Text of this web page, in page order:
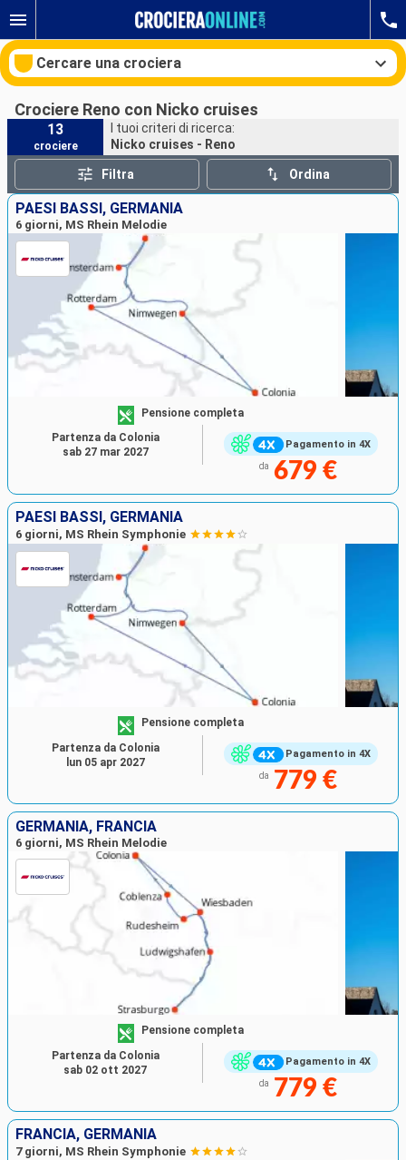
Cercare una crociera
Le nostre destinazioni
Mesi di partenza
Porti Compagnie
Ricerca
Crociere Reno con Nicko cruises
13
crociere
I tuoi criteri di ricerca:
Nicko cruises - Reno
Filtra Ordina
PAESI BASSI, GERMANIA
6 giorni, MS Rhein Melodie
Pagamento in 4X
Pensione completa
da 679 €
Partenza da Colonia
sab 27 mar 2027
PAESI BASSI, GERMANIA
6 giorni, MS Rhein Symphonie
Pagamento in 4X
Pensione completa
da 779 €
Partenza da Colonia
lun 05 apr 2027
GERMANIA, FRANCIA
6 giorni, MS Rhein Melodie
Pagamento in 4X
Pensione completa
da 779 €
Partenza da Colonia
sab 02 ott 2027
FRANCIA, GERMANIA
7 giorni, MS Rhein Symphonie